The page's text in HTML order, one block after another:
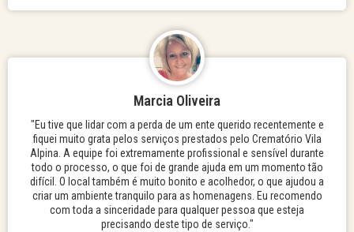
Marcia Oliveira
"Eu tive que lidar com a perda de um ente querido recentemente e
fiquei muito grata pelos serviços prestados pelo Crematório Vila
Alpina. A equipe foi extremamente profissional e sensível durante
todo o processo, o que foi de grande ajuda em um momento tão
difícil. O local também é muito bonito e acolhedor, o que ajudou a
criar um ambiente tranquilo para as homenagens. Eu recomendo
com toda a sinceridade para qualquer pessoa que esteja
precisando deste tipo de serviço."